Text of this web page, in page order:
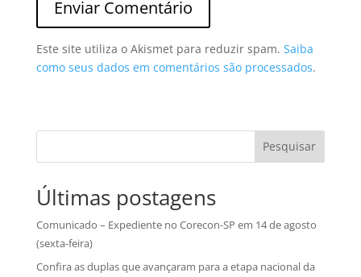
Este site utiliza o Akismet para reduzir spam. Saiba
como seus dados em comentários são processados.
Pesquisar
Últimas postagens
Comunicado – Expediente no Corecon-SP em 14 de agosto
(sexta-feira)
Confira as duplas que avançaram para a etapa nacional da